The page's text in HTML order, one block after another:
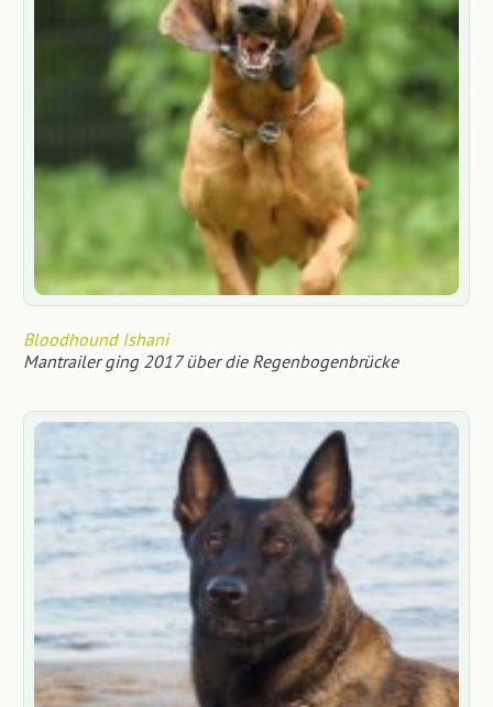
Bloodhound Ishani
Mantrailer ging 2017 über die Regenbogenbrücke